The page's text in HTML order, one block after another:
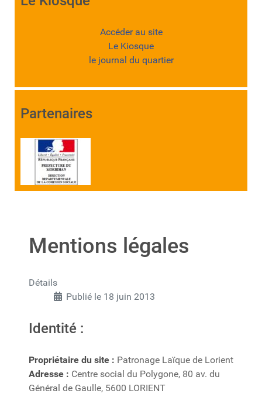
Accéder au site
Le Kiosque
le journal du quartier
Partenaires
Mentions légales
Détails
Publié le 18 juin 2013
Identité :
Propriétaire du site : Patronage Laïque de Lorient
Adresse : Centre social du Polygone, 80 av. du
Général de Gaulle, 5600 LORIENT